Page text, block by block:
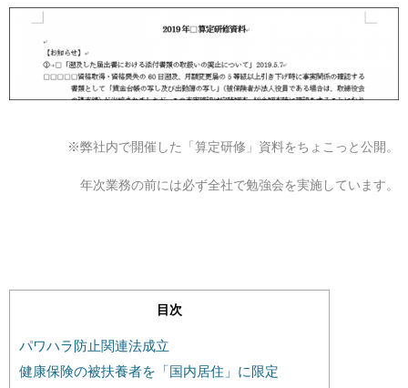
※弊社内で開催した「算定研修」資料をちょこっと公開。
年次業務の前には必ず全社で勉強会を実施しています。
目次
パワハラ防止関連法成立
健康保険の被扶養者を「国内居住」に限定